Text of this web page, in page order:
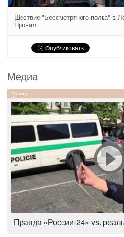
Шествие "Бессметртного полка" в
Провал
Медиа
Видео
Правда «России-24» vs.